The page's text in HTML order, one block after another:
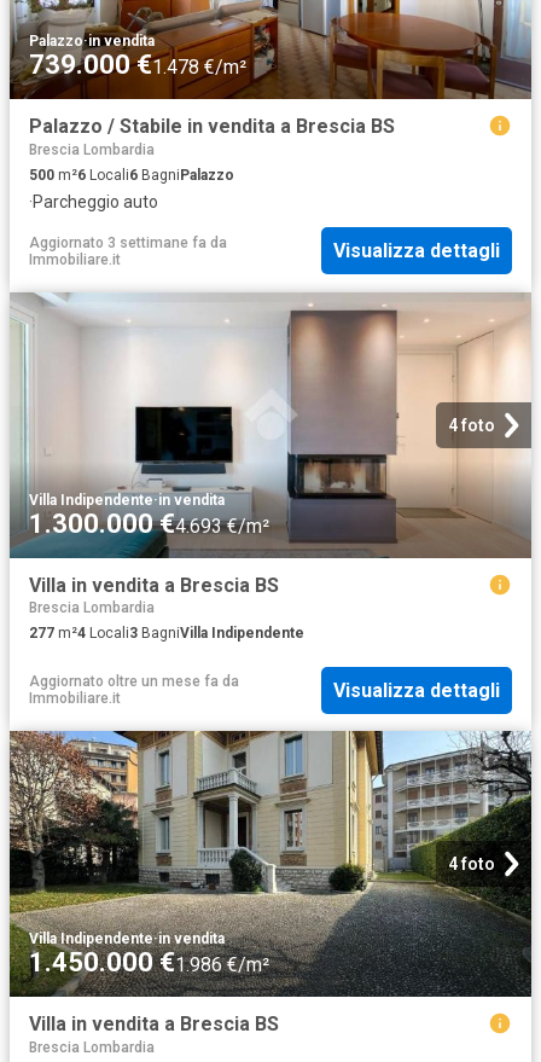
Palazzo·in vendita
739.000 €1.478 €/m²
Palazzo / Stabile in vendita a Brescia BS
Brescia Lombardia
500 m²6 Locali6 BagniPalazzo
·Parcheggio auto
Aggiornato 3 settimane fa da
Immobiliare.it
Visualizza dettagli
4 foto
Villa Indipendente·in vendita
1.300.000 €4.693 €/m²
Villa in vendita a Brescia BS
Brescia Lombardia
277 m²4 Locali3 BagniVilla Indipendente
Aggiornato oltre un mese fa da
Immobiliare.it
Visualizza dettagli
4 foto
Villa Indipendente·in vendita
1.450.000 €1.986 €/m²
Villa in vendita a Brescia BS
Brescia Lombardia